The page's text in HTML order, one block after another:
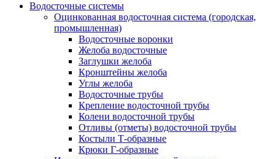
Водосточные системы
Оцинкованная водосточная система (городская,
промышленная)
Водосточные воронки
Желоба водосточные
Заглушки желоба
Кронштейны желоба
Углы желоба
Водосточные трубы
Крепление водосточной трубы
Колени водосточной трубы
Отливы (отметы) водосточной трубы
Костыли Т-образные
Крюки Г-образные